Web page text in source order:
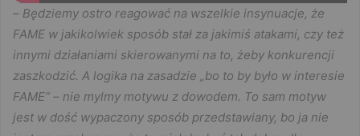
– Będziemy ostro reagować na wszelkie insynuacje, że
FAME w jakikolwiek sposób stał za jakimiś atakami, czy też
innymi działaniami skierowanymi na to, żeby konkurencji
zaszkodzić. A logika na zasadzie „bo to by było w interesie
FAME” – nie mylmy motywu z dowodem. To sam motyw
jest w dość wypaczony sposób przedstawiany, bo ja nie